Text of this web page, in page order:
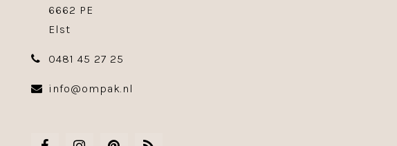
6662 PE
Elst
0481 45 27 25
info@ompak.nl